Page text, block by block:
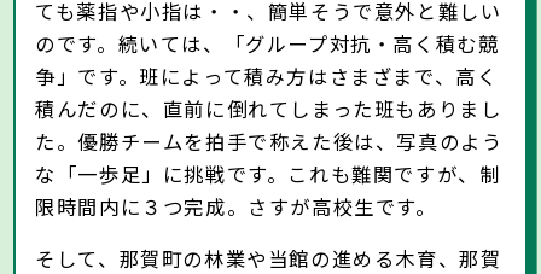
ても薬指や小指は・・、簡単そうで意外と難しい
のです。続いては、「グループ対抗・高く積む競
争」です。班によって積み方はさまざまで、高く
積んだのに、直前に倒れてしまった班もありまし
た。優勝チームを拍手で称えた後は、写真のよう
な「一歩足」に挑戦です。これも難関ですが、制
限時間内に３つ完成。さすが高校生です。
そして、那賀町の林業や当館の進める木育、那賀